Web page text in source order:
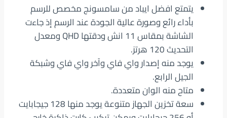
يتمتع افضل ايباد من سامسونج مخصص للرسم
بأداء رائع وصورة عالية الجودة عند الرسم إذ جاءت
الشاشة بمقاس 11 انش ودقتها QHD ومعدل
التحديث 120 هرتز.
يوجد منه إصدار واي فاي وآخر واي فاي وشبكة
الجيل الرابع.
متاح منه الوان متعددة.
سعة تخزين الجهاز متنوعة يوجد منها 128 جيجابايت